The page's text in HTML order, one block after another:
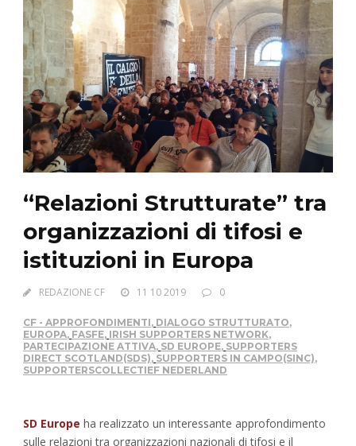
“Relazioni Strutturate” tra
organizzazioni di tifosi e
istituzioni in Europa
REDAZIONE CF 11 10 2019 0
CF - APPROFONDIMENTI, DIALOGO STRUTTURATO,
EUROPA, FASFE, IRISH SUPPORTERS NETWORK,
PARTECIPAZIONE ATTIVA, SD EUROPE, SUPPORTERS
DIRECT SCOTLAND(SDS), SUPPORTERS IN CAMPO(SINC),
SUPPORTERSCOLLECTIEF NEDERLAND
SD Europe ha realizzato un interessante approfondimento
sulle relazioni tra organizzazioni nazionali di tifosi e il